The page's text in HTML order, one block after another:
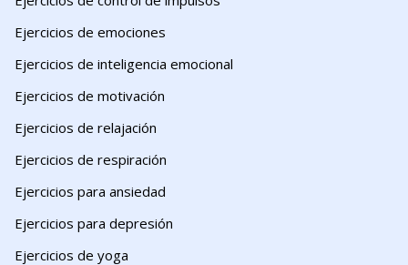
Ejercicios de emociones
Ejercicios de inteligencia emocional
Ejercicios de motivación
Ejercicios de relajación
Ejercicios de respiración
Ejercicios para ansiedad
Ejercicios para depresión
Ejercicios de yoga